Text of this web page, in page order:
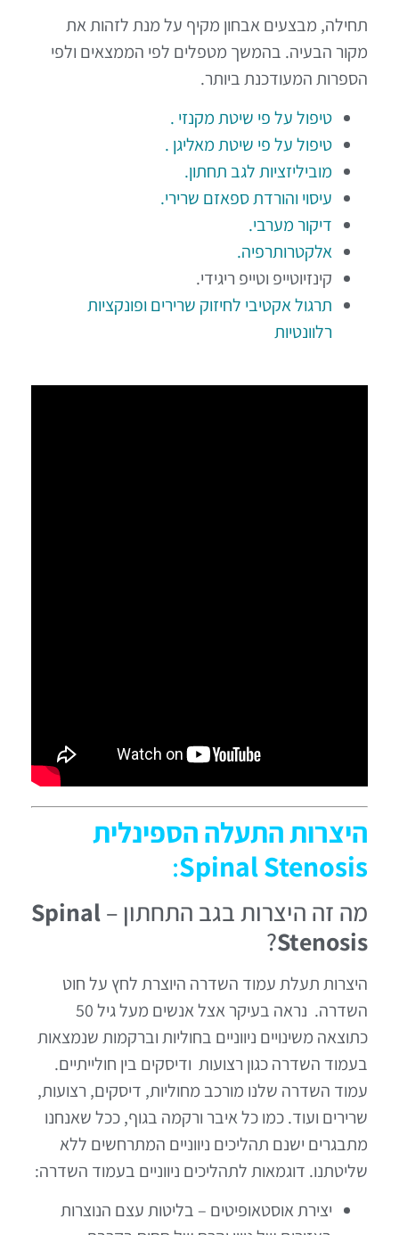
תחילה, מבצעים אבחון מקיף על מנת לזהות את
מקור הבעיה. בהמשך מטפלים לפי הממצאים ולפי
הספרות המעודכנת ביותר.
טיפול על פי שיטת מקנזי .
טיפול על פי שיטת מאליגן .
מוביליזציות לגב תחתון.
עיסוי והורדת ספאזם שרירי.
דיקור מערבי.
אלקטרותרפיה.
קינזיוטייפ וטייפ ריגידי.
תרגול אקטיבי לחיזוק שרירים ופונקציות
רלוונטיות
היצרות התעלה הספינלית
Spinal Stenosis
:
מה זה היצרות בגב התחתון –Spinal
Stenosis
?
היצרות תעלת עמוד השדרה היוצרת לחץ על חוט
השדרה. נראה בעיקר אצל אנשים מעל גיל 50
כתוצאה משינויים ניווניים בחוליות וברקמות שנמצאות
בעמוד השדרה כגון רצועות ודיסקים בין חולייתיים.
עמוד השדרה שלנו מורכב מחוליות, דיסקים, רצועות,
שרירים ועוד. כמו כל איבר ורקמה בגוף, ככל שאנחנו
מתבגרים ישנם תהליכים ניווניים המתרחשים ללא
שליטתנו. דוגמאות לתהליכים ניווניים בעמוד השדרה:
יצירת אוסטאופיטים – בליטות עצם הנוצרות